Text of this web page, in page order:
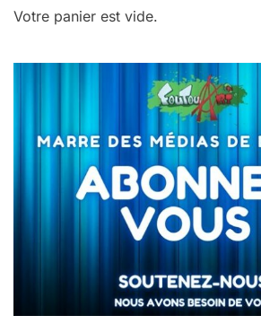
Votre panier est vide.